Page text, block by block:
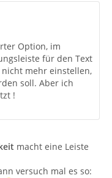
Option, im
für den Text
mehr einstellen,
soll. Aber ich
!
macht eine Leiste
versuch mal es so: